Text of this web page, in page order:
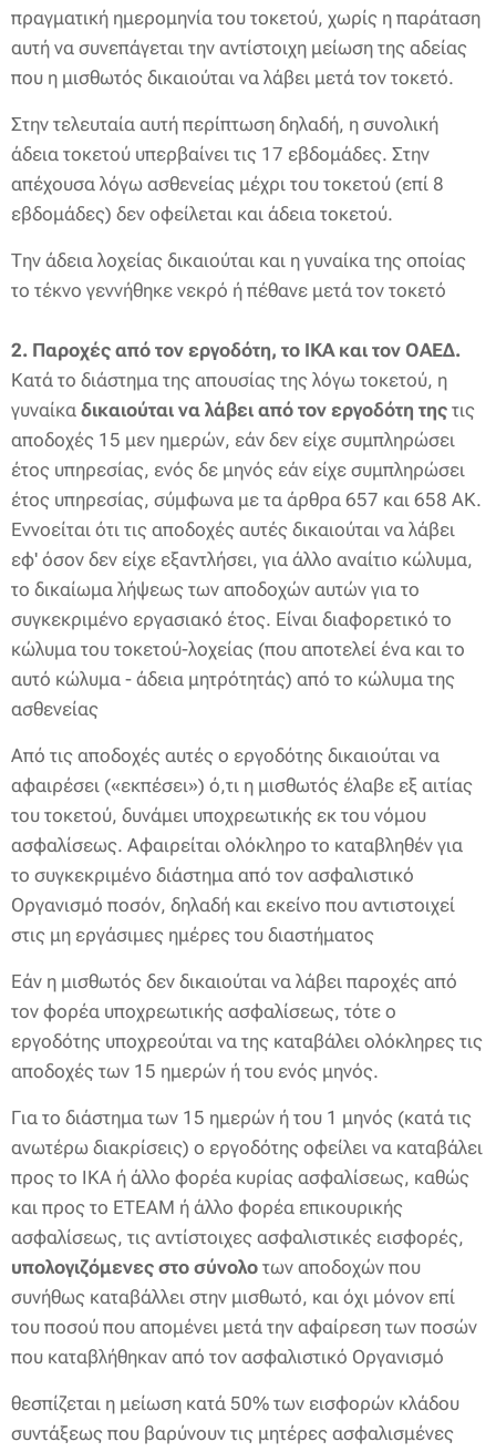
πραγματική ημερομηνία του τοκετού, χωρίς η παράταση
αυτή να συνεπάγεται την αντίστοιχη μείωση της αδείας
που η μισθωτός δικαιούται να λάβει μετά τον τοκετό.
Στην τελευταία αυτή περίπτωση δηλαδή, η συνολική
άδεια τοκετού υπερβαίνει τις 17 εβδομάδες. Στην
απέχουσα λόγω ασθενείας μέχρι του τοκετού (επί 8
εβδομάδες) δεν οφείλεται και άδεια τοκετού.
Την άδεια λοχείας δικαιούται και η γυναίκα της οποίας
το τέκνο γεννήθηκε νεκρό ή πέθανε μετά τον τοκετό
2. Παροχές από τον εργοδότη, το ΙΚΑ και τον ΟΑΕΔ.
Κατά το διάστημα της απουσίας της λόγω τοκετού, η
γυναίκα δικαιούται να λάβει από τον εργοδότη της τις
αποδοχές 15 μεν ημερών, εάν δεν είχε συμπληρώσει
έτος υπηρεσίας, ενός δε μηνός εάν είχε συμπληρώσει
έτος υπηρεσίας, σύμφωνα με τα άρθρα 657 και 658 ΑΚ.
Εννοείται ότι τις αποδοχές αυτές δικαιούται να λάβει
εφ' όσον δεν είχε εξαντλήσει, για άλλο αναίτιο κώλυμα,
το δικαίωμα λήψεως των αποδοχών αυτών για το
συγκεκριμένο εργασιακό έτος. Είναι διαφορετικό το
κώλυμα του τοκετού-λοχείας (που αποτελεί ένα και το
αυτό κώλυμα - άδεια μητρότητάς) από το κώλυμα της
ασθενείας
Από τις αποδοχές αυτές ο εργοδότης δικαιούται να
αφαιρέσει («εκπέσει») ό,τι η μισθωτός έλαβε εξ αιτίας
του τοκετού, δυνάμει υποχρεωτικής εκ του νόμου
ασφαλίσεως. Αφαιρείται ολόκληρο το καταβληθέν για
το συγκεκριμένο διάστημα από τον ασφαλιστικό
Οργανισμό ποσόν, δηλαδή και εκείνο που αντιστοιχεί
στις μη εργάσιμες ημέρες του διαστήματος
Εάν η μισθωτός δεν δικαιούται να λάβει παροχές από
τον φορέα υποχρεωτικής ασφαλίσεως, τότε ο
εργοδότης υποχρεούται να της καταβάλει ολόκληρες τις
αποδοχές των 15 ημερών ή του ενός μηνός.
Για το διάστημα των 15 ημερών ή του 1 μηνός (κατά τις
ανωτέρω διακρίσεις) ο εργοδότης οφείλει να καταβάλει
προς το ΙΚΑ ή άλλο φορέα κυρίας ασφαλίσεως, καθώς
και προς το ΕΤΕΑΜ ή άλλο φορέα επικουρικής
ασφαλίσεως, τις αντίστοιχες ασφαλιστικές εισφορές,
υπολογιζόμενες στο σύνολο των αποδοχών που
συνήθως καταβάλλει στην μισθωτό, και όχι μόνον επί
του ποσού που απομένει μετά την αφαίρεση των ποσών
που καταβλήθηκαν από τον ασφαλιστικό Οργανισμό
θεσπίζεται η μείωση κατά 50% των εισφορών κλάδου
συντάξεως που βαρύνουν τις μητέρες ασφαλισμένες